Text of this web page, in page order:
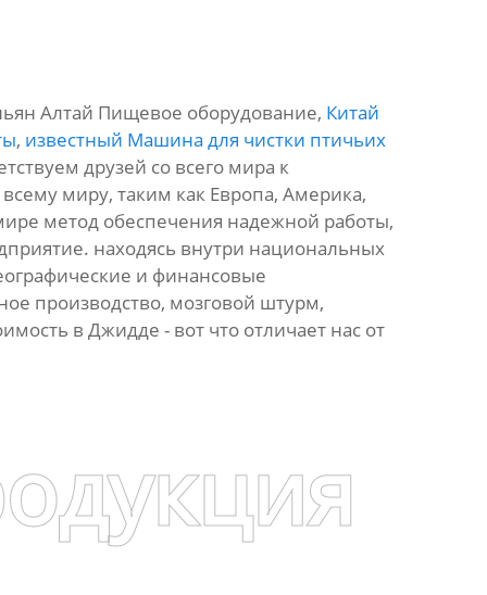
Алтай Пищевое оборудование, Китай
, известный Машина для чистки птичьих
друзей со всего мира к
миру, таким как Европа, Америка,
метод обеспечения надежной работы,
находясь внутри национальных
и финансовые
производство, мозговой штурм,
в Джидде - вот что отличает нас от